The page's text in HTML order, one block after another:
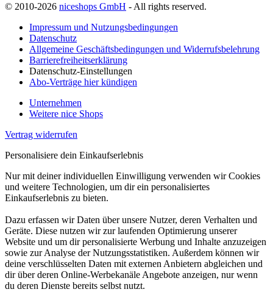
© 2010-2026 niceshops GmbH - All rights reserved.
Impressum und Nutzungsbedingungen
Datenschutz
Allgemeine Geschäftsbedingungen und Widerrufsbelehrung
Barrierefreiheitserklärung
Datenschutz-Einstellungen
Abo-Verträge hier kündigen
Unternehmen
Weitere nice Shops
Vertrag widerrufen
Personalisiere dein Einkaufserlebnis
Nur mit deiner individuellen Einwilligung verwenden wir Cookies
und weitere Technologien, um dir ein personalisiertes
Einkaufserlebnis zu bieten.
Dazu erfassen wir Daten über unsere Nutzer, deren Verhalten und
Geräte. Diese nutzen wir zur laufenden Optimierung unserer
Website und um dir personalisierte Werbung und Inhalte anzuzeigen
sowie zur Analyse der Nutzungsstatistiken. Außerdem können wir
deine verschlüsselten Daten mit externen Anbietern abgleichen und
dir über deren Online-Werbekanäle Angebote anzeigen, nur wenn
du deren Dienste bereits selbst nutzt.